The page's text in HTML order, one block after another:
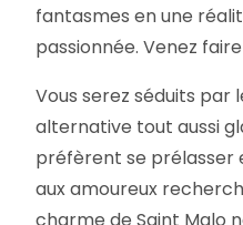
fantasmes en une
passionnée. Venez
Vous serez séduits par
alternative tout aussi
préfèrent se prélasser
aux amoureux